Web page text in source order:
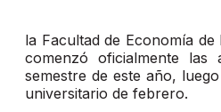
la Facultad de Economía de
comenzó oficialmente las
semestre de este año,
universitario de febrero.